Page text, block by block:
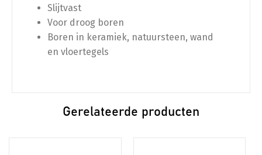
Slijtvast
Voor droog boren
Boren in keramiek, natuursteen, wand
en vloertegels
Gerelateerde producten